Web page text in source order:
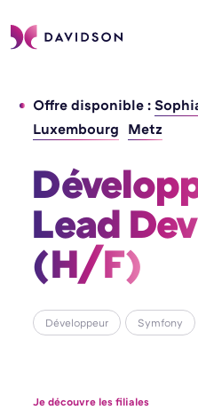
Offre disponible :
Luxembourg Metz
Lead
(H/F)
Développeur Symfony
Je découvre les filiales